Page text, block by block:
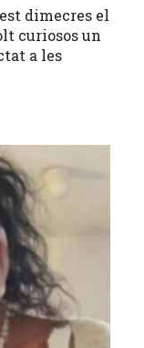
dimecres el
curiosos un
a les